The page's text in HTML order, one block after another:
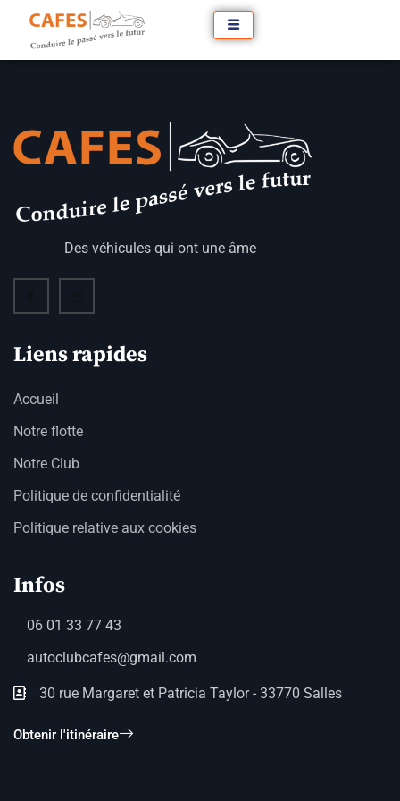
Des véhicules qui ont une âme
Liens rapides
Accueil
Notre flotte
Notre Club
Politique de confidentialité
Politique relative aux cookies
Infos
06 01 33 77 43
autoclubcafes@gmail.com
30 rue Margaret et Patricia Taylor - 33770 Salles
Obtenir l'itinéraire